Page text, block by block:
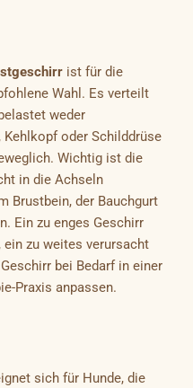
ist für die
Wahl. Es verteilt
weder
oder Schilddrüse
Wichtig ist die
in die Achseln
Brustbein, der Bauchgurt
Ein zu enges Geschirr
zu weites verursacht
bei Bedarf in einer
Praxis anpassen.
sich für Hunde, die